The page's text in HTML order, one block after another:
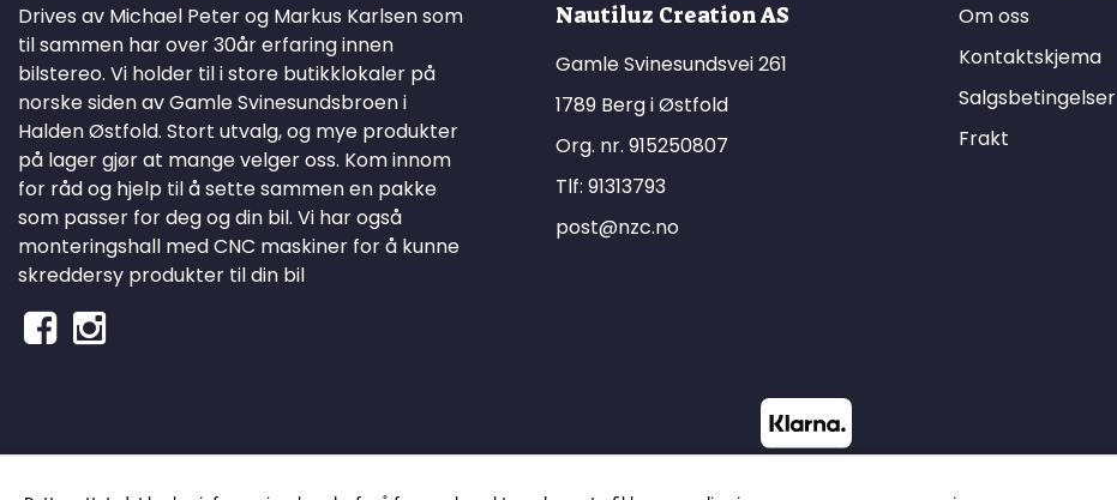
Drives av Michael Peter og Markus Karlsen som
til sammen har over 30år erfaring innen
bilstereo. Vi holder til i store butikklokaler på
norske siden av Gamle Svinesundsbroen i
Halden Østfold. Stort utvalg, og mye produkter
på lager gjør at mange velger oss. Kom innom
for råd og hjelp til å sette sammen en pakke
som passer for deg og din bil. Vi har også
monteringshall med CNC maskiner for å kunne
skreddersy produkter til din bil
Nautiluz Creation AS
Gamle Svinesundsvei 261
1789 Berg i Østfold
Org. nr. 915250807
Tlf: 91313793
post@nzc.no
Om oss
Kontaktskjema
Salgsbetingelser
Frakt